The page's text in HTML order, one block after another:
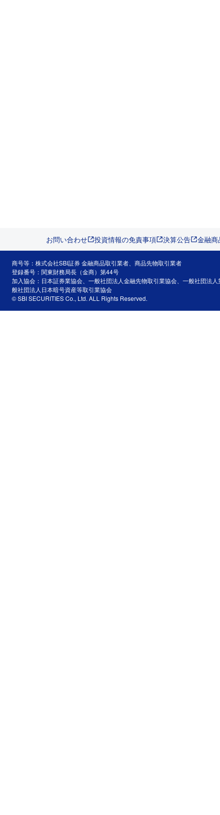
お問い合わせ 投資情報の免責事項 決算公告 金融
商号等：株式会社SBI証券 金融商品取引業者、商品先物取引業者
登録番号：関東財務局長（金商）第44号
加入協会：日本証券業協会、一般社団法人金融先物取引業協会、一般社団法
般社団法人日本暗号資産等取引業協会
© SBI SECURITIES Co., Ltd. ALL Rights Reserved.